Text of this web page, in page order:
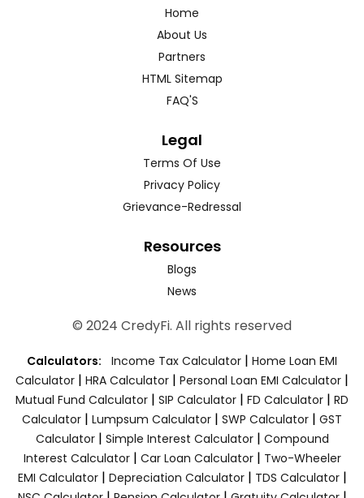
Home
About Us
Partners
HTML Sitemap
FAQ'S
Legal
Terms Of Use
Privacy Policy
Grievance-Redressal
Resources
Blogs
News
© 2024 CredyFi. All rights reserved
Calculators: Income Tax Calculator | Home Loan EMI
Calculator | HRA Calculator | Personal Loan EMI Calculator |
Mutual Fund Calculator | SIP Calculator | FD Calculator | RD
Calculator | Lumpsum Calculator | SWP Calculator | GST
Calculator| Simple Interest Calculator| Compound
Interest Calculator| Car Loan Calculator| Two-Wheeler
EMI Calculator| Depreciation Calculator| TDS Calculator|